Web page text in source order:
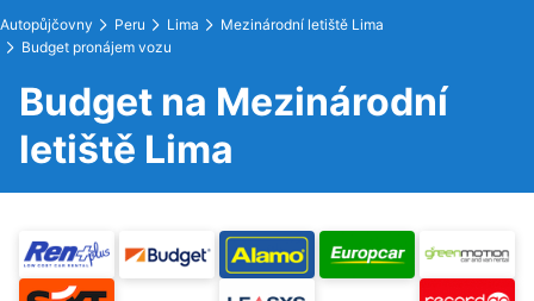
Autopůjčovny Peru Lima
Mezinárodní letiště Lima
Budget pronájem vozu
Budget na Mezinárodní
letiště Lima